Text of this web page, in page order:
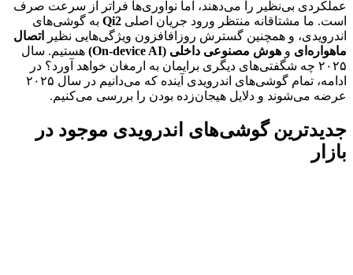
عملکردی بی‌نظیر را می‌دهند، اما نوآوری‌ها فراتر از سرعت صرف
است. ما مشتاقانه منتظر ورود جریان اصلی Qi2 به گوشی‌های
اندرویدی، و همچنین گسترش روزافافزون ویژگی‌هایی نظیر
اتصال
ماهواره‌ای و هوش مصنوعی داخلی (On-device AI)
هستیم. سال
۲۰۲۵ چه شگفتی‌های دیگری برایمان به ارمغان خواهد آورد؟ در
ادامه، تمام گوشی‌های اندرویدی آینده که می‌دانیم در سال ۲۰۲۵
عرضه می‌شوند و دلایل هیجان‌زده بودن را بررسی می‌کنیم.
جدیدترین گوشی‌های اندرویدی موجود در
بازار